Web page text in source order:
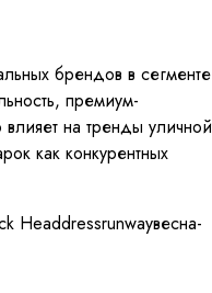
брендов в сегменте
премиум-
на тренды уличной
как конкурентных
Headdressrunwayвесна-